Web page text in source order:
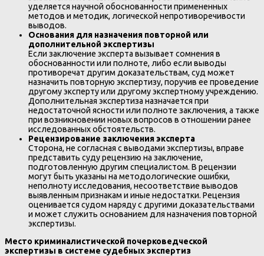
уделяется научной обоснованности примененных
методов и методик, логической непротиворечивости
выводов.
Основания для назначения повторной или
дополнительной экспертизы
Если заключение эксперта вызывает сомнения в
обоснованности или полноте, либо если выводы
противоречат другим доказательствам, суд может
назначить повторную экспертизу, поручив ее проведение
другому эксперту или другому экспертному учреждению.
Дополнительная экспертиза назначается при
недостаточной ясности или полноте заключения, а также
при возникновении новых вопросов в отношении ранее
исследованных обстоятельств.
Рецензирование заключения эксперта
Сторона, не согласная с выводами экспертизы, вправе
представить суду рецензию на заключение,
подготовленную другим специалистом. В рецензии
могут быть указаны на методологические ошибки,
неполноту исследования, несоответствие выводов
выявленным признакам и иные недостатки. Рецензия
оценивается судом наряду с другими доказательствами
и может служить основанием для назначения повторной
экспертизы.
Место криминалистической почерковедческой
экспертизы в системе судебных экспертиз